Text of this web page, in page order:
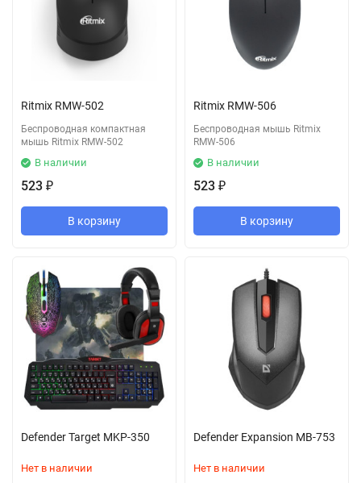
Ritmix RMW-502
Беспроводная компактная
мышь Ritmix RMW-502
В наличии
523 ₽
В корзину
Ritmix RMW-506
Беспроводная мышь Ritmix
RMW-506
В наличии
523 ₽
В корзину
Defender Target MKP-350
Нет в наличии
Defender Expansion MB-753
Нет в наличии